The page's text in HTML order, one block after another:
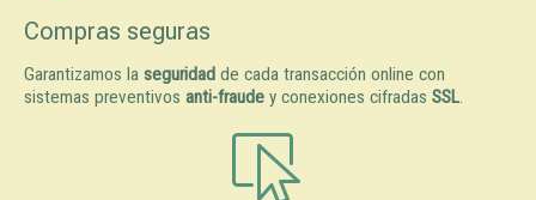
Compras seguras
Garantizamos la seguridad de cada transacción online con
sistemas preventivos anti-fraude y conexiones cifradas SSL.